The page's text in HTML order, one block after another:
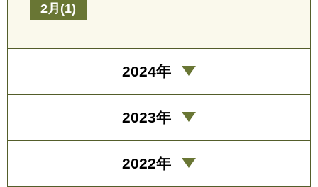
2月(1)
2024年
2023年
2022年